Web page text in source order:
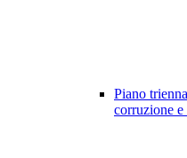
Piano
corruzione e